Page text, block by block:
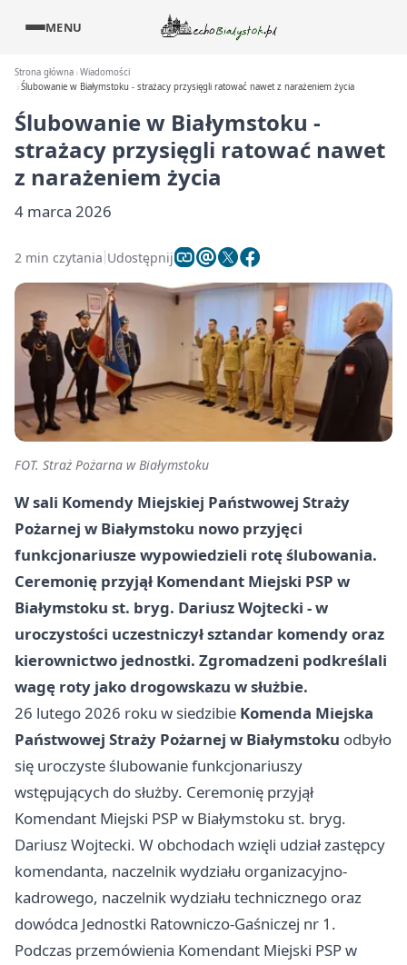
MENU
Strona główna Wiadomości
Ślubowanie w Białymstoku - strażacy przysięgli ratować nawet z narażeniem życia
Ślubowanie w Białymstoku -
strażacy przysięgli ratować nawet
z narażeniem życia
4 marca 2026
2 min czytania Udostępnij
FOT. Straż Pożarna w Białymstoku
W sali Komendy Miejskiej Państwowej Straży
Pożarnej w Białymstoku nowo przyjęci
funkcjonariusze wypowiedzieli rotę ślubowania.
Ceremonię przyjął Komendant Miejski PSP w
Białymstoku st. bryg. Dariusz Wojtecki - w
uroczystości uczestniczył sztandar komendy oraz
kierownictwo jednostki. Zgromadzeni podkreślali
wagę roty jako drogowskazu w służbie.
26 lutego 2026 roku w siedzibie Komenda Miejska
Państwowej Straży Pożarnej w Białymstoku odbyło
się uroczyste ślubowanie funkcjonariuszy
wstępujących do służby. Ceremonię przyjął
Komendant Miejski PSP w Białymstoku st. bryg.
Dariusz Wojtecki. W obchodach wzięli udział zastępcy
komendanta, naczelnik wydziału organizacyjno-
kadrowego, naczelnik wydziału technicznego oraz
dowódca Jednostki Ratowniczo-Gaśniczej nr 1.
Podczas przemówienia Komendant Miejski PSP w